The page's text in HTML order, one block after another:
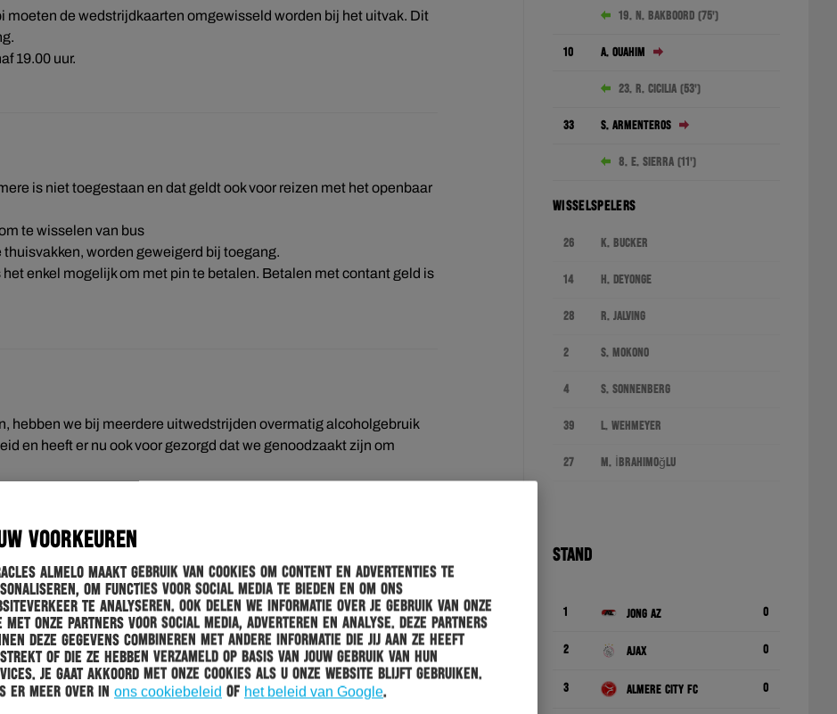
VOORKEUREN
Almelo maakt gebruik van cookies om content en advertenties te
om functies voor social media te bieden en om ons
te analyseren. Ook delen we informatie over je gebruik van onze
met onze partners voor social media, adverteren en analyse. Deze partners
deze gegevens combineren met andere informatie die jij aan ze heeft
of die ze hebben verzameld op basis van jouw gebruik van hun
Je gaat akkoord met onze cookies als u onze website blijft gebruiken.
er meer over in ons cookiebeleid of het beleid van Google.
moeten de wedstrijdkaarten omgewisseld worden bij het uitvak. Dit
19.00 uur.
is niet toegestaan en dat geldt ook voor reizen met het openbaar
te wisselen van bus
worden geweigerd bij toegang.
het enkel mogelijk om met pin te betalen. Betalen met contant geld is
hebben we bij meerdere uitwedstrijden overmatig alcoholgebruik
en heeft er nu ook voor gezorgd dat we genoodzaakt zijn om
maximaal meenemen in de bus:
maximaal meenemen in de bus:
voor de terugweg worden bewaard in de laadruimte van de
niet zijn toegestaan worden ingenomen bij het betreden
19. N. Bakboord (75')
10 A. Ouahim
23. R. Cicilia (53')
33 S. Armenteros
8. E. Sierra (11')
WISSELSPELERS
26 K. Bucker
14 H. Deyonge
28 R. Jalving
2 S. Mokono
4 S. Sonnenberg
39 L. Wehmeyer
27 M. İbrahimoğlu
STAND
1 Jong AZ 0
2 Ajax 0
3 Almere City FC 0